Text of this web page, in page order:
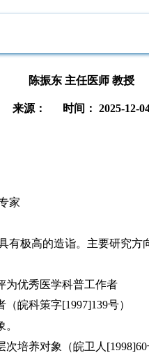
陈振东 主任医师 教授
来源： 时间： 2025-12-
家
极高的造诣。主要研究方
为优秀医学科普工作者
皖科策字[1997]139号）
培养对象（皖卫人[1998]60